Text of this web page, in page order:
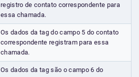
registro de contato correspondente para
essa chamada.
Os dados da tag do campo 5 do contato
correspondente registram para essa
chamada.
Os dados da tag são o campo 6 do